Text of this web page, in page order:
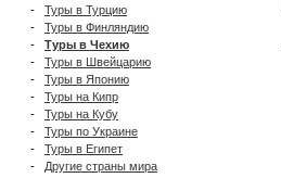
- Туры в Турцию
- Туры в Финляндию
- Туры в Чехию
- Туры в Швейцарию
- Туры в Японию
- Туры на Кипр
- Туры на Кубу
- Туры по Украине
- Туры в Египет
- Другие страны мира